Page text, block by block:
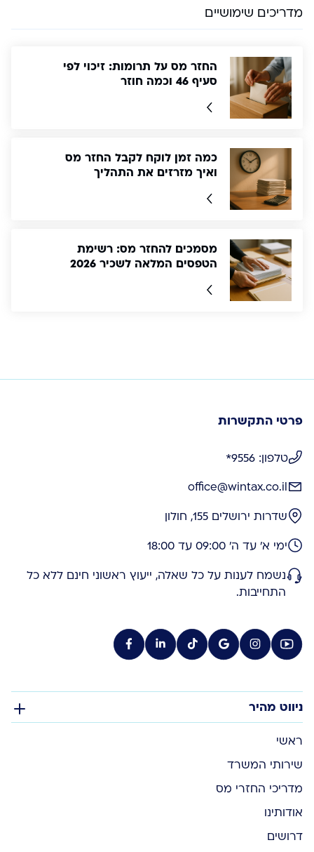
מדריכים שימושיים
החזר מס על תרומות: זיכוי לפי
סעיף 46 וכמה חוזר
כמה זמן לוקח לקבל החזר מס
ואיך מזרזים את התהליך
מסמכים להחזר מס: רשימת
הטפסים המלאה לשכיר 2026
ניווט מהיר
ראשי
שירותי המשרד
מדריכי החזרי מס
אודותינו
דרושים
פרטי התקשרות
טלפון: 9556*
office@wintax.co.il
שדרות ירושלים 155, חולון
ימי א' עד ה' 09:00 עד 18:00
נשמח לענות על כל שאלה, ייעוץ ראשוני חינם ללא כל
התחייבות.